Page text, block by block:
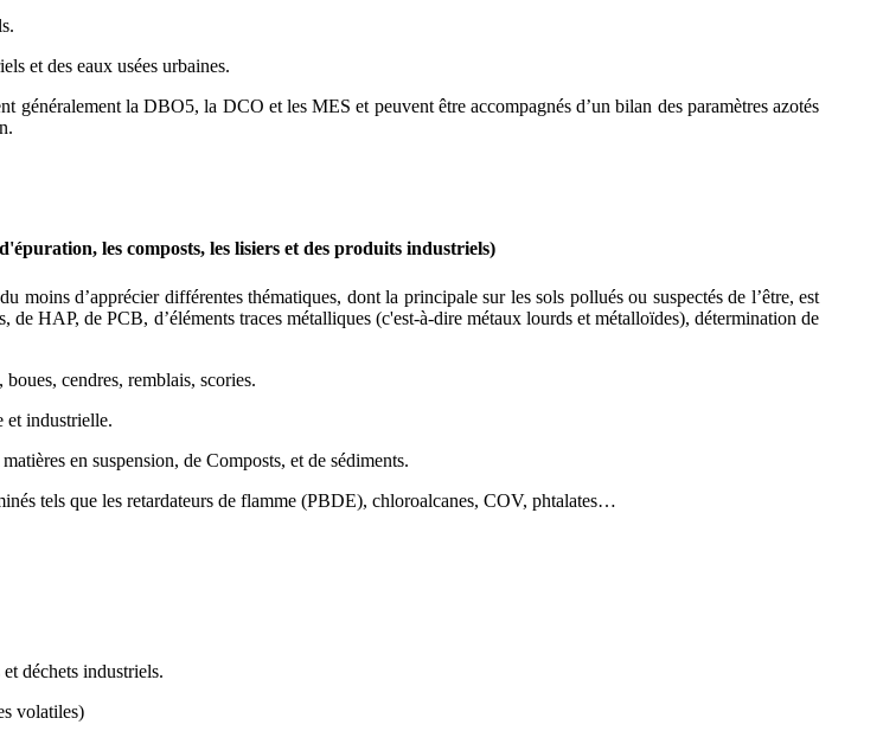
et des eaux usées urbaines.
généralement la DBO5, la DCO et les MES et peuvent être accompagnés d’un bilan des paramètres azotés
les composts, les lisiers et des produits industriels)
moins d’apprécier différentes thématiques, dont la principale sur les sols pollués ou suspectés de l’être, est
de HAP, de PCB, d’éléments traces métalliques (c'est-à-dire métaux lourds et métalloïdes), détermination de
cendres, remblais, scories.
et industrielle.
en suspension, de Composts, et de sédiments.
tels que les retardateurs de flamme (PBDE), chloroalcanes, COV, phtalates…
déchets industriels.
volatiles)